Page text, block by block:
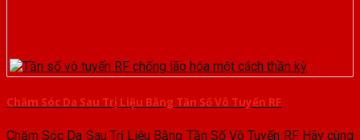
Chăm Sóc Da Sau Trị Liệu Bằng Tần Số Vô Tuyến RF
Chăm Sóc Da Sau Trị Liệu Bằng Tần Số Vô Tuyến RF Hãy cùng